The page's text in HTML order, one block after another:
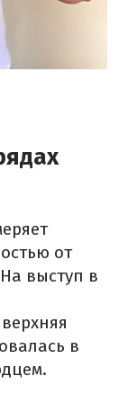
от
выступ в
в